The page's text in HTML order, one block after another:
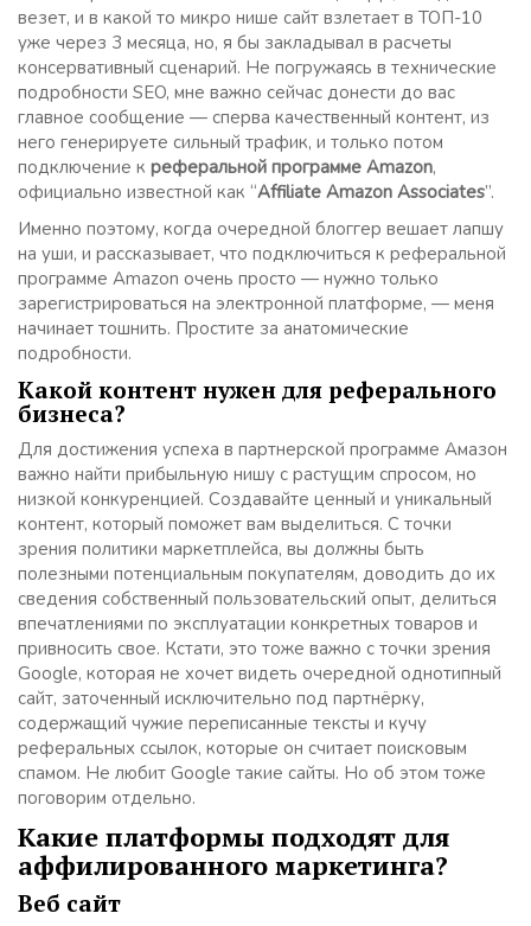
везет, и в какой то микро нише сайт взлетает в ТОП-10
уже через 3 месяца, но, я бы закладывал в расчеты
консервативный сценарий. Не погружаясь в технические
подробности SEO, мне важно сейчас донести до вас
главное сообщение — сперва качественный контент, из
него генерируете сильный трафик, и только потом
подключение к реферальной программе Amazon,
официально известной как “Affiliate Amazon Associates”.
Именно поэтому, когда очередной блоггер вешает лапшу
на уши, и рассказывает, что подключиться к реферальной
программе Amazon очень просто — нужно только
зарегистрироваться на электронной платформе, — меня
начинает тошнить. Простите за анатомические
подробности.
Какой контент нужен для реферального
бизнеса?
Для достижения успеха в партнерской программе Амазон
важно найти прибыльную нишу с растущим спросом, но
низкой конкуренцией. Создавайте ценный и уникальный
контент, который поможет вам выделиться. С точки
зрения политики маркетплейса, вы должны быть
полезными потенциальным покупателям, доводить до их
сведения собственный пользовательский опыт, делиться
впечатлениями по эксплуатации конкретных товаров и
привносить свое. Кстати, это тоже важно с точки зрения
Google, которая не хочет видеть очередной однотипный
сайт, заточенный исключительно под партнёрку,
содержащий чужие переписанные тексты и кучу
реферальных ссылок, которые он считает поисковым
спамом. Не любит Google такие сайты. Но об этом тоже
поговорим отдельно.
Какие платформы подходят для
аффилированного маркетинга?
Веб сайт